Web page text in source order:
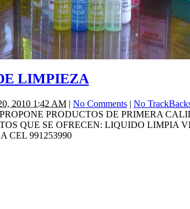
LIMPIEZA
2010 1:42 AM | No Comments | No
PRODUCTOS DE PRIMERA
QUE SE OFRECEN: LIQUIDO LIMPIA
CEL 991253990